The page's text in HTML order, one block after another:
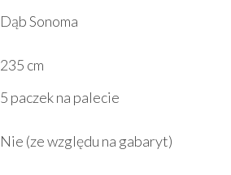
Dąb Sonoma
235 cm
5 paczek na palecie
Nie (ze względu na gabaryt)